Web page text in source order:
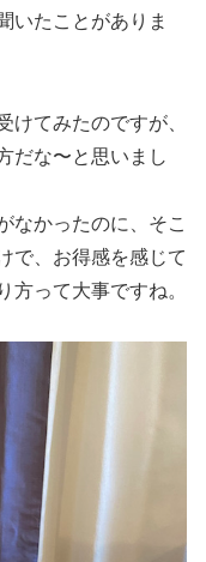
いたことがありま
けてみたのですが、
だな〜と思いまし
なかったのに、そこ
で、お得感を感じて
方って大事ですね。